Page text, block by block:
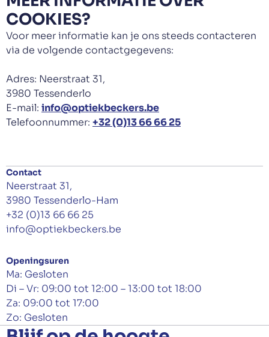
COOKIES?
Voor meer informatie kan je ons steeds contacteren
via de volgende contactgegevens:
Adres: Neerstraat 31,
3980 Tessenderlo
E-mail: info@optiekbeckers.be
Telefoonnummer: +32 (0)13 66 66 25
Contact
Neerstraat 31,
3980 Tessenderlo-Ham
+32 (0)13 66 66 25
info@optiekbeckers.be
Openingsuren
Ma: Gesloten
Di – Vr: 09:00 tot 12:00 – 13:00 tot 18:00
Za: 09:00 tot 17:00
Zo: Gesloten